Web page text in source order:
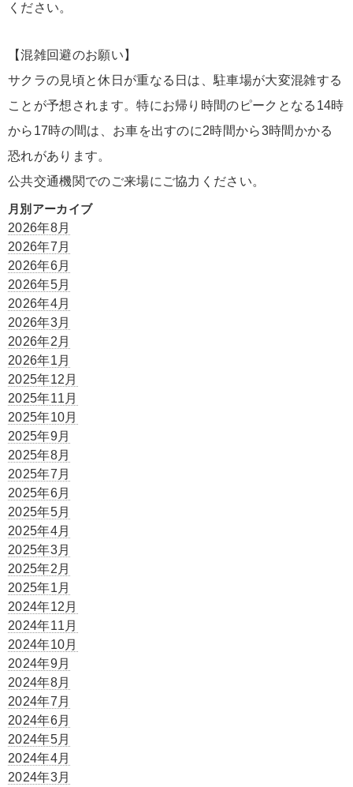
ください。
【混雑回避のお願い】
サクラの見頃と休日が重なる日は、駐車場が大変混雑する
ことが予想されます。特にお帰り時間のピークとなる14時
から17時の間は、お車を出すのに2時間から3時間かかる
恐れがあります。
公共交通機関でのご来場にご協力ください。
月別アーカイブ
2026年8月
2026年7月
2026年6月
2026年5月
2026年4月
2026年3月
2026年2月
2026年1月
2025年12月
2025年11月
2025年10月
2025年9月
2025年8月
2025年7月
2025年6月
2025年5月
2025年4月
2025年3月
2025年2月
2025年1月
2024年12月
2024年11月
2024年10月
2024年9月
2024年8月
2024年7月
2024年6月
2024年5月
2024年4月
2024年3月